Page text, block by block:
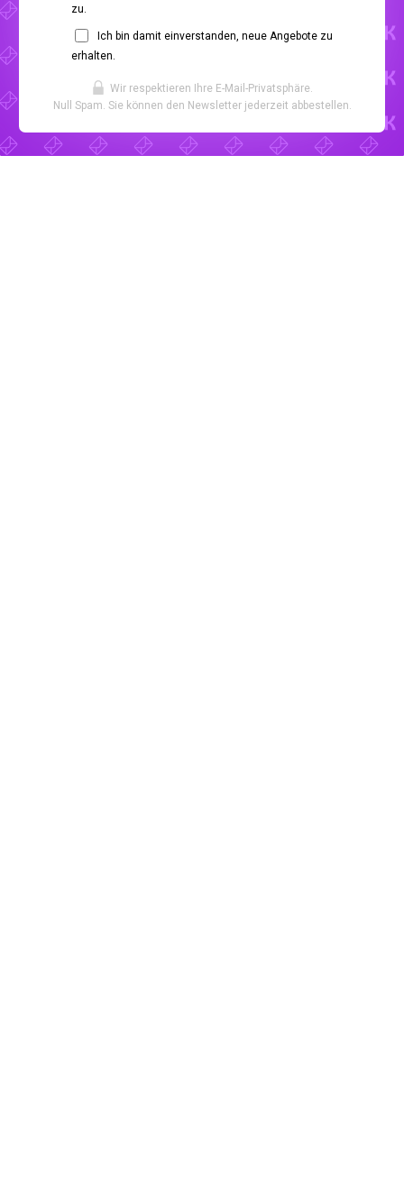
zu.
Ich bin damit einverstanden, neue Angebote zu
erhalten.
Wir respektieren Ihre E-Mail-Privatsphäre.
Null Spam. Sie können den Newsletter jederzeit abbestellen.